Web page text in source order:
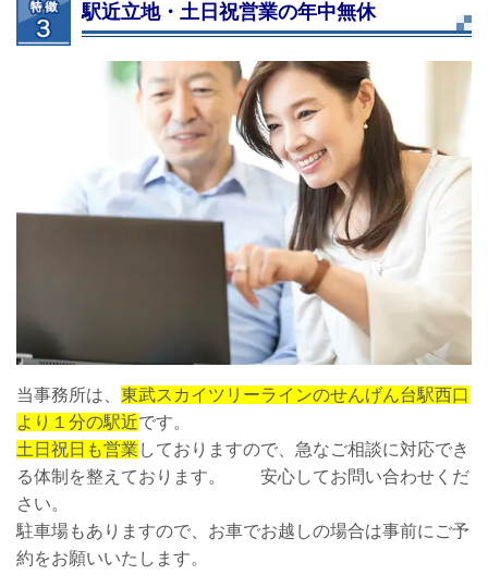
駅近立地・土日祝営業の年中無休
当事務所は、 東武スカイツリーラインのせんげん台駅西口
より１分の駅近です。
土日祝日も営業 しておりますので、急なご相談に対応でき
る体制を整えております。 安心してお問い合わせくだ
さい。
駐車場もありますので、お車でお越しの場合は事前にご予
約をお願いいたします。